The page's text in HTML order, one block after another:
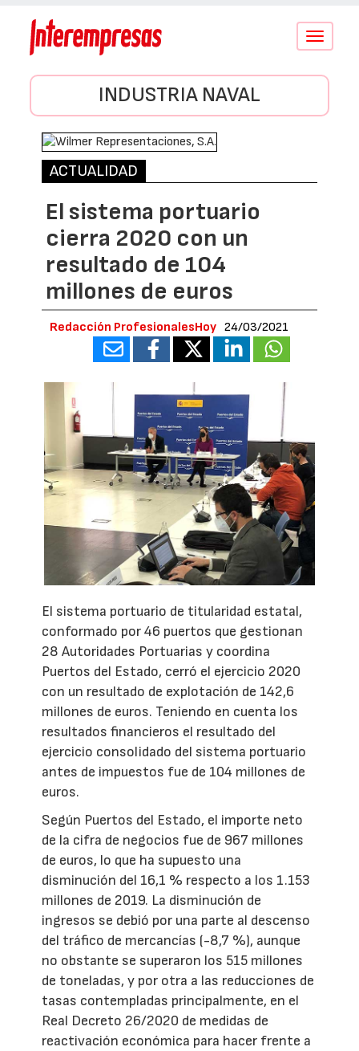
Conmutar
INDUSTRIA NAVAL
ACTUALIDAD
El sistema portuario
cierra 2020 con un
resultado de 104
millones de euros
Redacción ProfesionalesHoy 24/03/2021
El sistema portuario de titularidad estatal,
conformado por 46 puertos que gestionan
28 Autoridades Portuarias y coordina
Puertos del Estado, cerró el ejercicio 2020
con un resultado de explotación de 142,6
millones de euros. Teniendo en cuenta los
resultados financieros el resultado del
ejercicio consolidado del sistema portuario
antes de impuestos fue de 104 millones de
euros.
Según Puertos del Estado, el importe neto
de la cifra de negocios fue de 967 millones
de euros, lo que ha supuesto una
disminución del 16,1 % respecto a los 1.153
millones de 2019. La disminución de
ingresos se debió por una parte al descenso
del tráfico de mercancías (-8,7 %), aunque
no obstante se superaron los 515 millones
de toneladas, y por otra a las reducciones de
tasas contempladas principalmente, en el
Real Decreto 26/2020 de medidas de
reactivación económica para hacer frente a